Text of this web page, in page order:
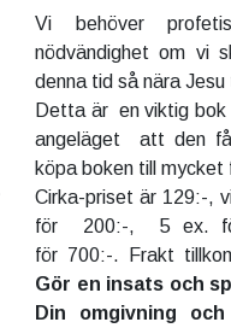
Vi behöver
nödvändighet om vi
denna tid så nära
Detta är en viktig
angeläget att den
köpa boken till
Cirka-priset är 129:-,
för 200:-, 5 ex.
för 700:-. Frakt
Gör en insats och
Din omgivning